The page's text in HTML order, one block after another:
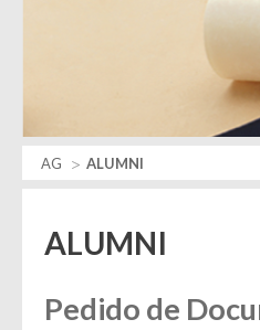
AG ALUMNI
ALUMNI
Pedido de